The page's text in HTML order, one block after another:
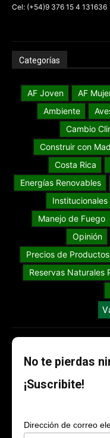
Cel: (+54)9 376 15 4 131636
Categorías
AF Joven AF
Ambiente
Cambio
Construir con
Costa Rica
Energías Renovables
Institucionales
Manejo de Fuego
Opinión
Precios de
Reservas Naturales
No te pierdas
¡Suscribite!
Dirección de correo